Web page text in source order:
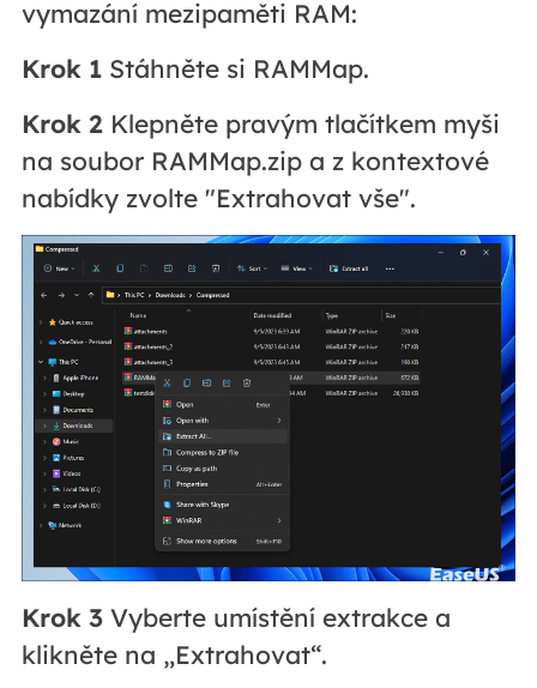
vymazání mezipaměti RAM:
Krok 1Stáhněte si RAMMap.
Krok 2Klepněte pravým tlačítkem myši
na soubor RAMMap.zip a z kontextové
nabídky zvolte "Extrahovat vše".
Krok 3Vyberte umístění extrakce a
klikněte na „Extrahovat“.